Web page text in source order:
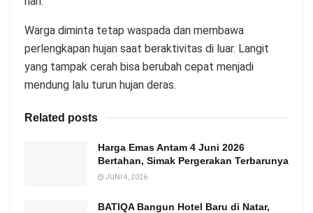
Warga diminta tetap waspada dan membawa
perlengkapan hujan saat beraktivitas di luar. Langit
yang tampak cerah bisa berubah cepat menjadi
mendung lalu turun hujan deras.
Related posts
Harga Emas Antam 4 Juni 2026
Bertahan, Simak Pergerakan Terbarunya
JUNI 4, 2026
BATIQA Bangun Hotel Baru di Natar,